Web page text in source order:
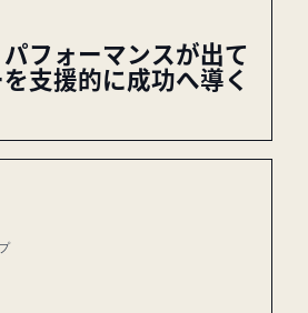
フォーマンスが出て
支援的に成功へ導く